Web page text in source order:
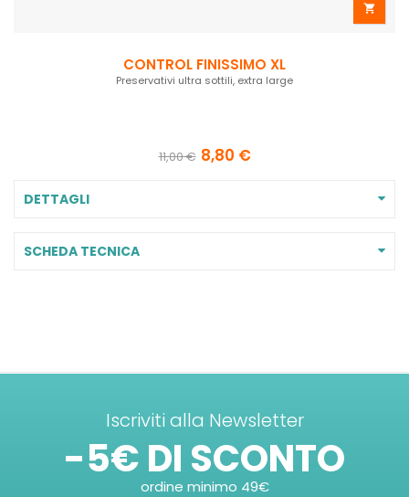

CONTROL FINISSIMO XL
Preservativi ultra sottili, extra large
11,00 € 8,80 €
DETTAGLI
SCHEDA TECNICA
Iscriviti alla Newsletter
-5€ DI SCONTO
ordine minimo 49€